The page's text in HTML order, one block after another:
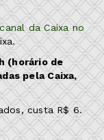
canal da Caixa no
(horário de
pela Caixa,
custa R$ 6.